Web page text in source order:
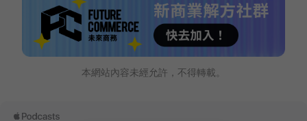
本網站內容未經允許，不得轉載。